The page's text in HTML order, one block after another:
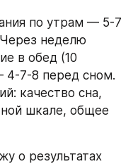
по утрам — 5-7
неделю
в обед (10
7-8 перед сном.
качество сна,
шкале, общее
о результатах